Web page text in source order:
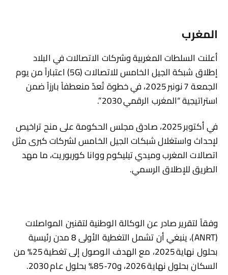
المغرب
أعلنت السلطات المغربية وشركات الاتصالات في البلاد
إطلاق شبكة الجيل الخامس للاتصالات (5G) اعتباراً من يوم
الجمعة 7 نونبر 2025، في خطوة تُعدّ منعطفاً بارزاً ضمن
استراتيجية “المغرب الرقمي 2030”.
في أكتوبر 2025، صادق مجلس الحكومة على منح تراخيص
لإحداث واستغلال شبكات الجيل الخامس لشركات كبرى مثل
اتصالات المغرب وميدي تيليكوم ووانا كوربوريت، ما مهد
الطريق للإطلاق الرسمي.
وفقاً لتقرير صادر عن الوكالة الوطنية لتقنين المواصلات
(ANRT)، ينبغي أن تشمل التغطية الأولى 8 مدن رئيسية
بحلول نهاية 2025، مع الهدف الوصول إلى تغطية 25% من
السكان بحلول نهاية 2026، و70‑85% بحلول عام 2030.